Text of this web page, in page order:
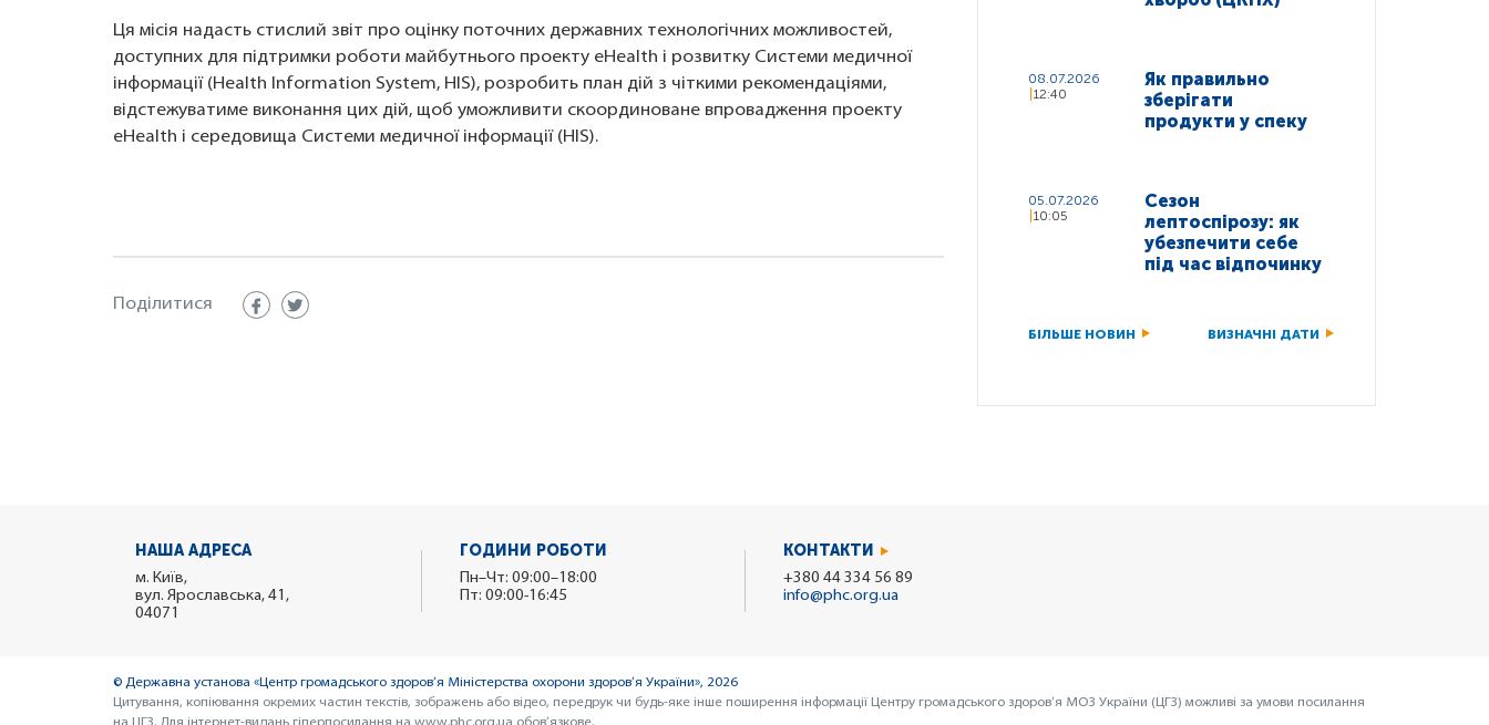
Ця місія надасть стислий звіт про оцінку поточних державних технологічних можливостей,
доступних для підтримки роботи майбутнього проекту eHealth і розвитку Системи медичної
інформації (Health Information System, HIS), розробить план дій з чіткими рекомендаціями,
відстежуватиме виконання цих дій, щоб уможливити скоординоване впровадження проекту
eHealth і середовища Системи медичної інформації (HIS).
Поділитися
08.07.2026
12:40
Як правильно
зберігати
продукти у спеку
05.07.2026
10:05
Сезон
лептоспірозу: як
убезпечити себе
під час відпочинку
БІЛЬШЕ НОВИН ВИЗНАЧНІ ДАТИ
НАША АДРЕСА
м. Київ,
вул. Ярославська, 41,
04071
ГОДИНИ РОБОТИ
Пн–Чт: 09:00–18:00
Пт: 09:00-16:45
КОНТАКТИ
+380 44 334 56 89
info@phc.org.ua
© Державна установа «Центр громадського здоров’я Міністерства охорони здоров’я України», 2026
Цитування, копіювання окремих частин текстів, зображень або відео, передрук чи будь-яке інше поширення інформації Центру громадського здоров’я МОЗ України (ЦГЗ) можливі за умови посилання